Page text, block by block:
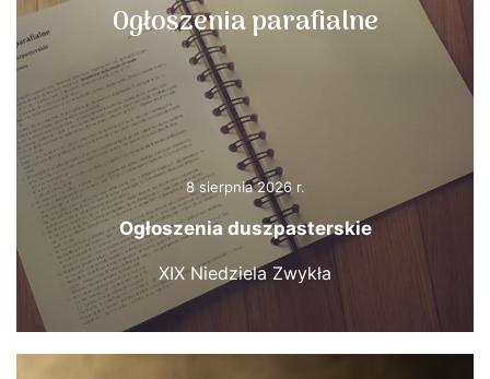
Ogłoszenia parafialne
8 sierpnia 2026 r.
Ogłoszenia duszpasterskie
XIX Niedziela Zwykła